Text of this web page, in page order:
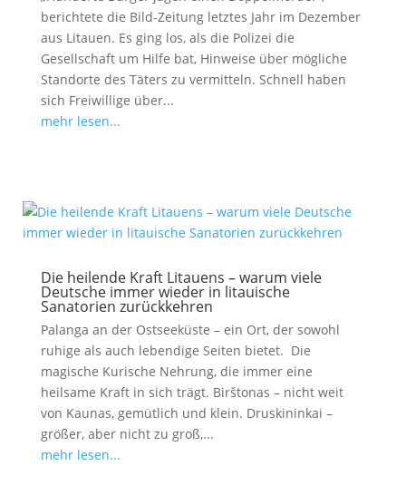
berichtete die Bild-Zeitung letztes Jahr im Dezember
aus Litauen. Es ging los, als die Polizei die
Gesellschaft um Hilfe bat, Hinweise über mögliche
Standorte des Täters zu vermitteln. Schnell haben
sich Freiwillige über...
mehr lesen...
Die heilende Kraft Litauens – warum viele
Deutsche immer wieder in litauische
Sanatorien zurückkehren
Palanga an der Ostseeküste – ein Ort, der sowohl
ruhige als auch lebendige Seiten bietet. Die
magische Kurische Nehrung, die immer eine
heilsame Kraft in sich trägt. Birštonas – nicht weit
von Kaunas, gemütlich und klein. Druskininkai –
größer, aber nicht zu groß,...
mehr lesen...